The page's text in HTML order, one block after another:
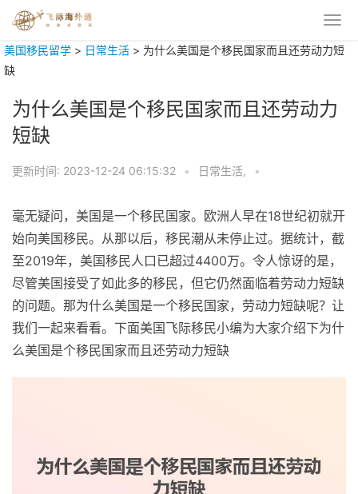
美国移民留学 > 日常生活 > 为什么美国是个移民国家而且还劳动力短
缺
为什么美国是个移民国家而且还劳动力
短缺
更新时间: 2023-12-24 06:15:32 • 日常生活, •
毫无疑问，美国是一个移民国家。欧洲人早在18世纪初就开
始向美国移民。从那以后，移民潮从未停止过。据统计，截
至2019年，美国移民人口已超过4400万。令人惊讶的是，
尽管美国接受了如此多的移民，但它仍然面临着劳动力短缺
的问题。那为什么美国是一个移民国家，劳动力短缺呢？让
我们一起来看看。下面美国飞际移民小编为大家介绍下为什
么美国是个移民国家而且还劳动力短缺